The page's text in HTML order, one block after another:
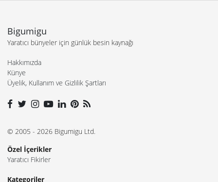
Bigumigu
Yaratıcı bünyeler için günlük besin kaynağı
Hakkımızda
Künye
Üyelik, Kullanım ve Gizlilik Şartları
© 2005 - 2026 Bigumigu Ltd.
Özel İçerikler
Yaratıcı Fikirler
Kategoriler